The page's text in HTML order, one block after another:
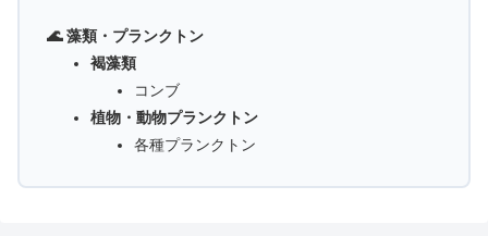
🌊 藻類・プランクトン
褐藻類
コンブ
植物・動物プランクトン
各種プランクトン